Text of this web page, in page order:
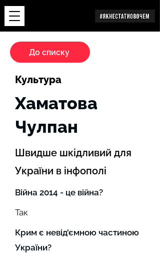
До списку
Культура
Швидше шкідливий для
України в інфополі
Хаматова
Чулпан
Війна 2014 - це війна?
Так
Крим є невід'ємною частиною
України?